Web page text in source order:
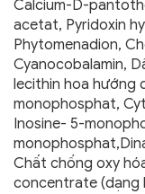
Calcium-D-
acetat, Pyridoxin
Phytomenadion,
Cyanocobalamin,
lecithin hoa hướng
monophosphat,
Inosine- 5-
Chất chống oxy
concentrate (dạng